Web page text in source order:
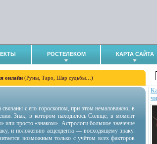
РОСТЕЛЕКОМ КАРТА САЙТА
онлайн (Руны, Таро, Шар судьбы…)
связаны с его гороскопом, при этом немаловажно, в
Знак, в котором находилось Солнце, в момент
или просто «знаком». Астрологи большое значение
и положению асцендента — восходящему знаку.
возможным только с учётом всех факторов